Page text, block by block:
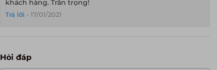
khách hàng. Trân trọng!
Trả lời • 17/01/2021
Hỏi đáp